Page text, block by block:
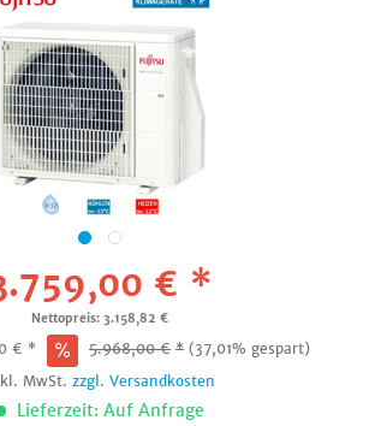
€ *
Nettopreis: 3.158,82 €
€ * 5.968,00€ * (37,01% gespart)
MwSt. zzgl. Versandkosten
Lieferzeit: Auf Anfrage